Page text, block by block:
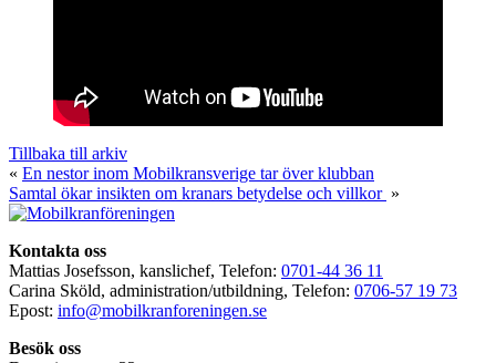
Tillbaka till arkiv
« En nestor inom Mobilkransverige tar över klubban
Samtal ökar insikten om kranars betydelse och villkor »
Kontakta oss
Mattias Josefsson, kanslichef, Telefon: 0701-44 36 11
Carina Sköld, administration/utbildning, Telefon: 0706-57 19 73
Epost: info@mobilkranforeningen.se
Besök oss